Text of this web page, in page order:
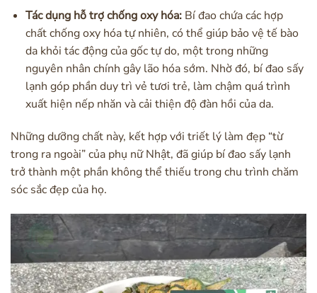
Tác dụng hỗ trợ chống oxy hóa:Bí đao chứa các hợp
chất chống oxy hóa tự nhiên, có thể giúp bảo vệ tế bào
da khỏi tác động của gốc tự do, một trong những
nguyên nhân chính gây lão hóa sớm. Nhờ đó, bí đao sấy
lạnh góp phần duy trì vẻ tươi trẻ, làm chậm quá trình
xuất hiện nếp nhăn và cải thiện độ đàn hồi của da.
Những dưỡng chất này, kết hợp với triết lý làm đẹp “từ
trong ra ngoài” của phụ nữ Nhật, đã giúp bí đao sấy lạnh
trở thành một phần không thể thiếu trong chu trình chăm
sóc sắc đẹp của họ.